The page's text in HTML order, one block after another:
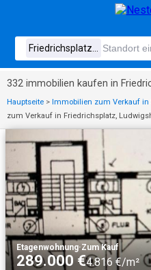
332 immobilien kaufen in
Hauptseite > Immobilien zum Verkauf in
zum Verkauf in Friedrichsplatz,
Etagenwohnung·Zum Kauf
289.000 €4.816 €/m²